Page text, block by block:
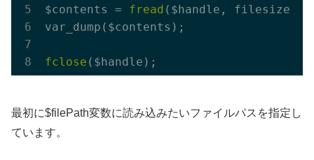
$contents = fread ($handle,
var_dump($contents);
fclose
最初に$filePath変数に読み込みたいファイルパスを指定し
ています。